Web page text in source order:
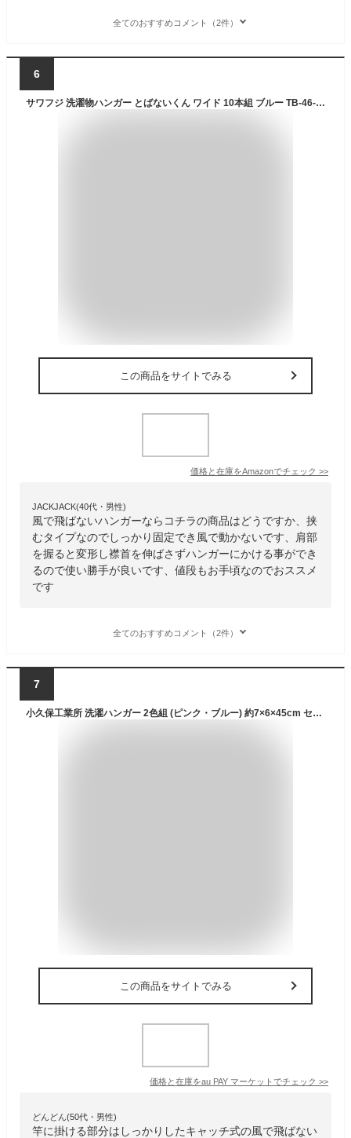
全てのおすすめコメント（2件）
6
サワフジ 洗濯物ハンガー とばないくん ワイド 10本組 ブルー TB-46-10P
この商品をサイトでみる
価格と在庫をAmazonでチェック >>
JACKJACK(40代・男性)
風で飛ばないハンガーならコチラの商品はどうですか、挟
むタイプなのでしっかり固定でき風で動かないです、肩部
を握ると変形し襟首を伸ばさずハンガーにかける事ができ
るので使い勝手が良いです、値段もお手頃なのでおススメ
です
全てのおすすめコメント（2件）
7
小久保工業所 洗濯ハンガー 2色組 (ピンク・ブルー) 約7×6×45cm セット ハンガー (スライド式) 大きめのトレーナーにも 6235 2個入
この商品をサイトでみる
価格と在庫をau PAY マーケット でチェック >>
どんどん(50代・男性)
竿に掛ける部分はしっかりしたキャッチ式の風で飛ばない